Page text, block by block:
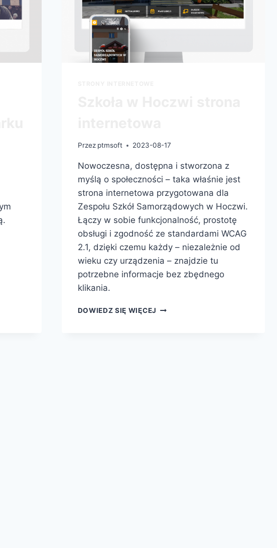
Przez ptmsoft 2023-08-17
Nowoczesna, dostępna i stworzona z
myślą o społeczności – taka właśnie jest
strona internetowa przygotowana dla
Zespołu Szkół Samorządowych w Hoczwi.
Łączy w sobie funkcjonalność, prostotę
obsługi i zgodność ze standardami WCAG
2.1, dzięki czemu każdy – niezależnie od
wieku czy urządzenia – znajdzie tu
potrzebne informacje bez zbędnego
klikania.
DOWIEDZ SIĘ WIĘCEJ